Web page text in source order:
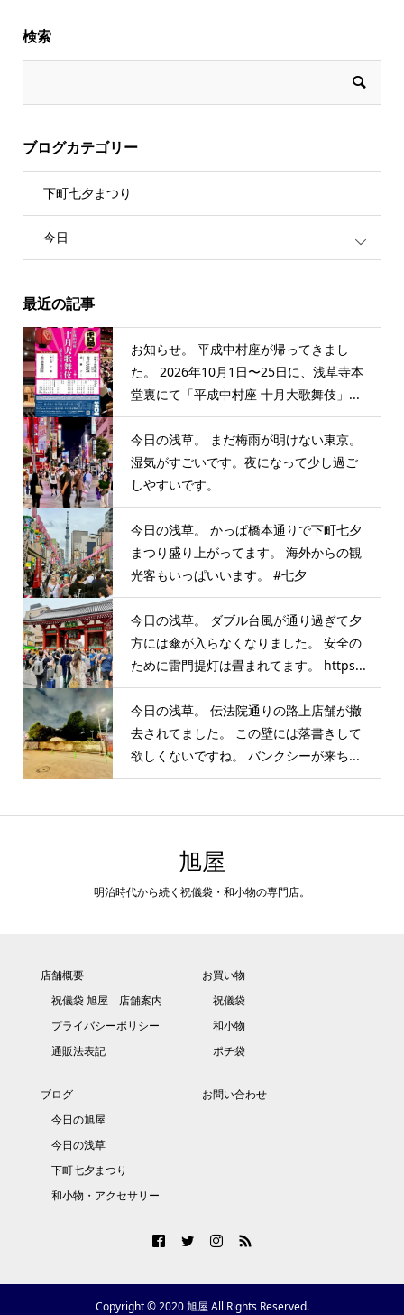
検索
ブログカテゴリー
下町七夕まつり
今日
最近の記事
お知らせ。 平成中村座が帰ってきまし
た。 2026年10月1日〜25日に、浅草寺本
堂裏にて「平成中村座 十月大歌舞伎」...
今日の浅草。 まだ梅雨が明けない東京。
湿気がすごいです。夜になって少し過ご
しやすいです。
今日の浅草。 かっぱ橋本通りで下町七夕
まつり盛り上がってます。 海外からの観
光客もいっぱいいます。 #七夕
今日の浅草。 ダブル台風が通り過ぎて夕
方には傘が入らなくなりました。 安全の
ために雷門提灯は畳まれてます。 https...
今日の浅草。 伝法院通りの路上店舗が撤
去されてました。 この壁には落書きして
欲しくないですね。 バンクシーが来ち...
旭屋
明治時代から続く祝儀袋・和小物の専門店。
店舗概要
祝儀袋 旭屋 店舗案内
プライバシーポリシー
通販法表記
お買い物
祝儀袋
和小物
ポチ袋
ブログ
今日の旭屋
今日の浅草
下町七夕まつり
和小物・アクセサリー
お問い合わせ
Copyright © 2020 旭屋 All Rights Reserved.